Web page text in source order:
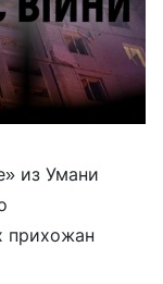
из Умани
прихожан